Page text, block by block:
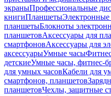
экраныПрофессиональные
книгиПланшетыЭлектронные
планшетыБлокноты
планшетовАксессуары для
смартфоновАксессуары для
аксессуарыУмные часы
детскиеУмные часы, фитнес-
для умных часовКабели для
смартфонов, планшетов
планшетовЧехлы, защитные